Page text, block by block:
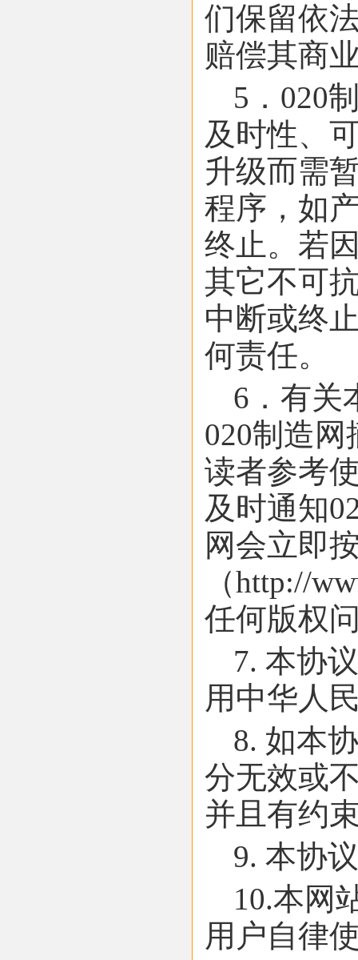
们保留依
赔偿其商
5．020
及时性、
升级而需
程序，如
终止。若
其它不可
中断或终
何责任。
6．有关
020制造
读者参考
及时通知
网会立即
（http://
任何版权
7. 本协
用中华人
8. 如本
分无效或
并且有约
9. 本协
10.本网
用户自律